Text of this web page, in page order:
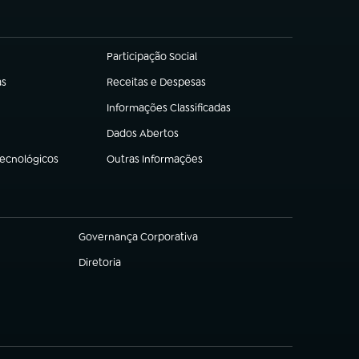
Participação Social
(abre em nova aba)
Receitas e Despesas
(abre em nova aba)
Informações Classificadas
(abre em nova aba)
Dados Abertos
(abre em nova aba)
Outras Informações
(abre em nova aba)
Governança Corporativa
(abre em nova aba)
Diretoria
(abre em nova aba)